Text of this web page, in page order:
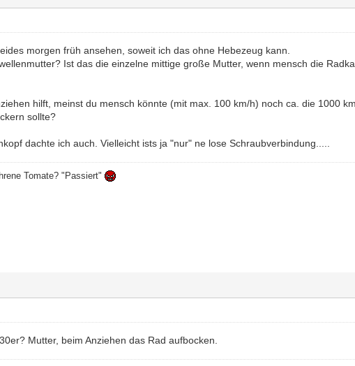
morgen früh ansehen, soweit ich das ohne Hebezeug kann.
Ist das die einzelne mittige große Mutter, wenn mensch die
hilft, meinst du mensch könnte (mit max. 100 km/h) noch ca. die 1000
sollte?
dachte ich auch. Vielleicht ists ja "nur" ne lose Schraubverbindung.....
Tomate? "Passiert"
Mutter, beim Anziehen das Rad aufbocken.